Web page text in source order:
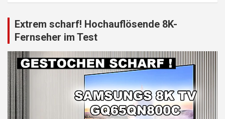
Extrem scharf! Hochauflösende 8K-
Fernseher im Test